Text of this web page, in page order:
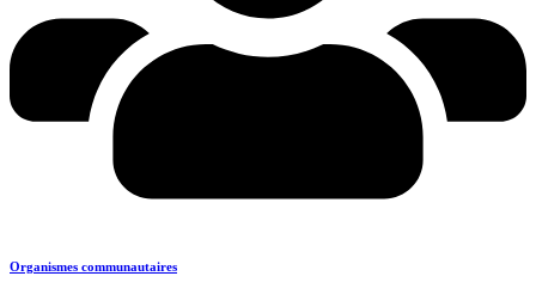
Organismes communautaires